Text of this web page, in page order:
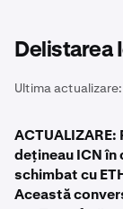
Delistarea
Ultima actualizare:
dețineau ICN
schimbat cu
Această